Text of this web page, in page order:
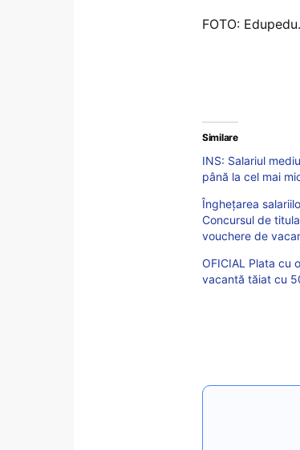
FOTO:
Similare
INS: Salariul
până la cel mai
Înghețarea
Concursul de
vouchere de
OFICIAL Plata cu
vacantă tăiat cu